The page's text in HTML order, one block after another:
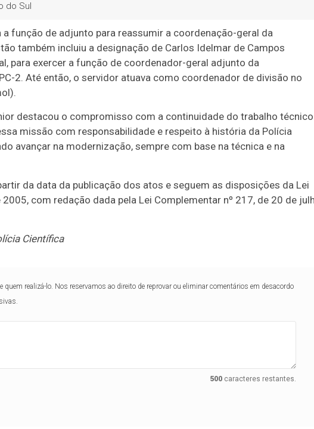
do Sul
função de adjunto para reassumir a coordenação-geral da
também incluiu a designação de Carlos Idelmar de Campos
para exercer a função de coordenador-geral adjunto da
2. Até então, o servidor atuava como coordenador de divisão no
destacou o compromisso com a continuidade do trabalho
missão com responsabilidade e respeito à história da Polícia
avançar na modernização, sempre com base na técnica e na
da data da publicação dos atos e seguem as disposições da Lei
com redação dada pela Lei Complementar nº 217, de 20 de
Científica
realizá-lo. Nos reservamos ao direito de reprovar ou eliminar comentários em desacordo
500caracteres restantes.